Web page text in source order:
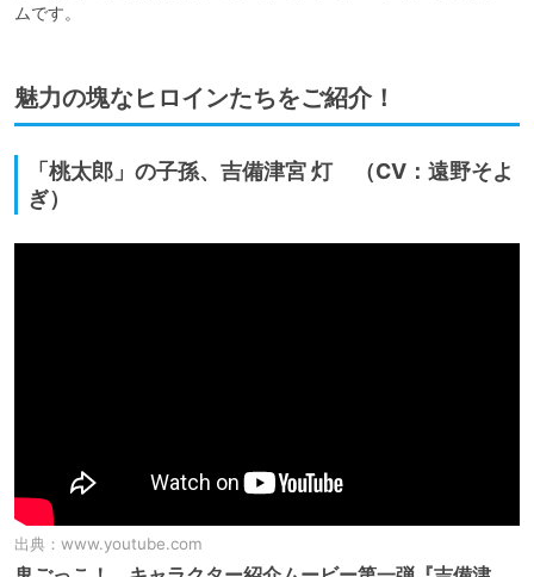
ムです。
魅力の塊なヒロインたちをご紹介！
「桃太郎」の子孫、吉備津宮 灯 （CV：遠野そよ
ぎ）
出典： www.youtube.com